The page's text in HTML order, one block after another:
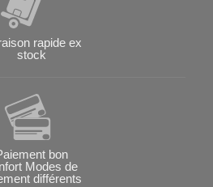
rapide ex
stock
bon
Modes de
différents